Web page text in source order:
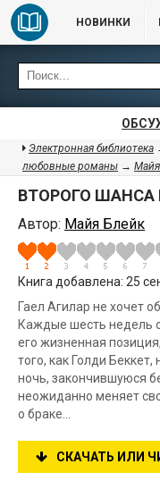
НОВИНКИ
Электронная библиотека
любовные романы →
ВТОРОГО ШАНСА
Автор: Майя Блейк
Книга добавлена: 25
Гаел Агилар не хочет
Каждые шесть недель
его жизненная
того, как Голди
ночь, закончившуюся
неожиданно меняет
о браке…
СКАЧАТЬ ИЛИ